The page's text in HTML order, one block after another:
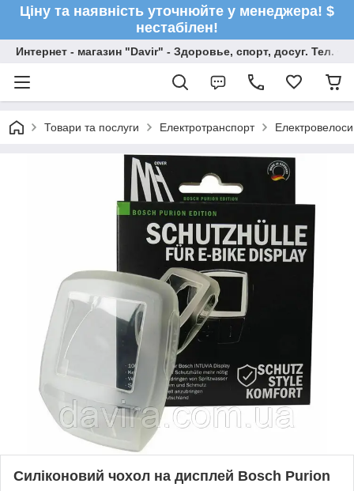
Ціну та наявність уточнюйте у менеджера! $
нестабілен!
Интернет - магазин "Davir" - Здоровье, спорт, досуг. Тел.
Товари та послуги Електротранспорт
Силіконовий чохол на дисплей Bosch Purion